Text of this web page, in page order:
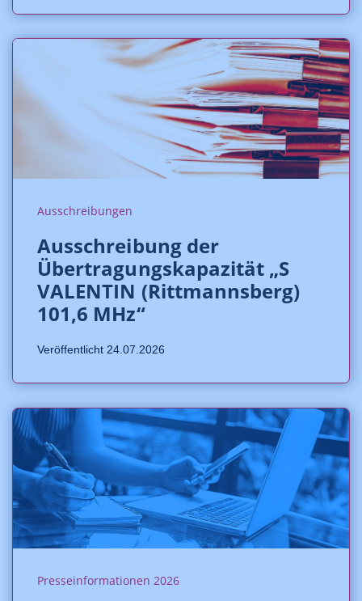
Ausschreibungen
Ausschreibung der
Übertragungskapazität „S
VALENTIN (Rittmannsberg)
101,6 MHz“
Veröffentlicht 24.07.2026
Presseinformationen 2026